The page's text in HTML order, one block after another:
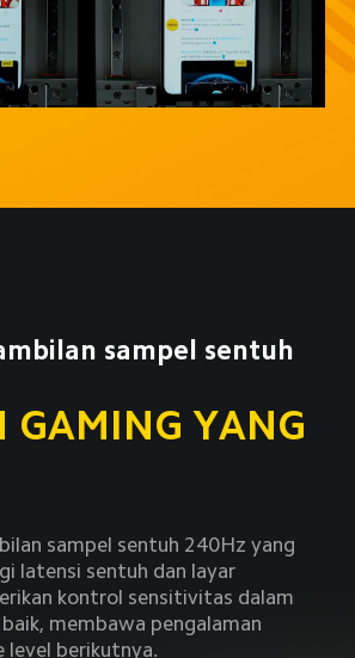
sampel sentuh
GAMING YANG
sampel sentuh 240Hz yang
latensi sentuh dan layar
kontrol sensitivitas dalam
membawa pengalaman
level berikutnya.